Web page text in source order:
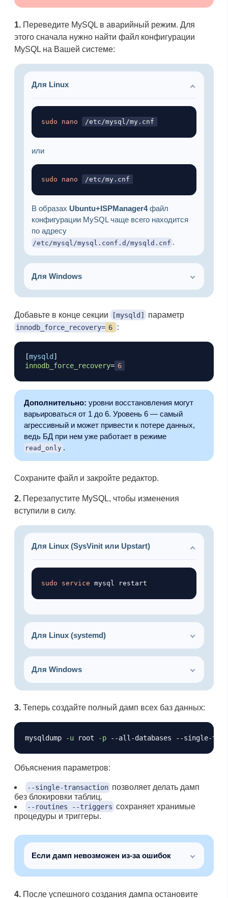
1. Переведите MySQL в аварийный режим. Для
этого сначала нужно найти файл конфигурации
MySQL на Вашей системе:
Для Linux
sudo nano /etc/mysql/my.cnfКопировать
или
sudo nano /etc/my.cnf
В образах Ubuntu+ISPManager4файл
конфигурации MySQL чаще всего находится
по адресу
/etc/mysql/mysql.conf.d/mysqld.cnf .
Для Windows
Добавьте в конце секции [mysqld] параметр
innodb_force_recovery= 6 :
[mysqld ]
innodb_force_recovery= 6
Дополнительно: уровни восстановления могут
варьироваться от 1 до 6. Уровень 6 — самый
агрессивный и может привести к потере данных,
ведь БД при нем уже работает в режиме
read_only .
Сохраните файл и закройте редактор.
2. Перезапустите MySQL, чтобы изменения
вступили в силу.
Для Linux (SysVinit или Upstart)
sudo service Копировать
Для Linux (systemd)
Для Windows
3. Теперь создайте полный дамп всех баз данных:
mysqldump -u root -p --all-databases --single-
Копировать
Объяснения параметров:
--single-transaction позволяет делать дамп
без блокировки таблиц.
--routines --triggers сохраняет хранимые
процедуры и триггеры.
Если дамп невозможен из-за ошибок
4. После успешного создания дампа остановите